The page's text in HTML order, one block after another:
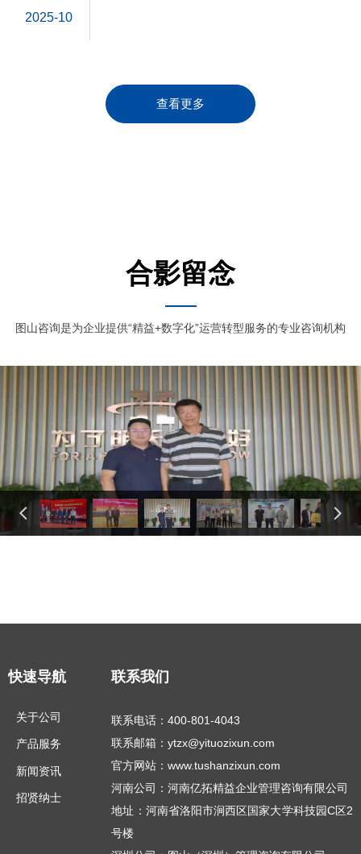
2025-10
查看更多
넳 넲
合影留念
图山咨询是为企业提供“精益+数字化”运营转型服务的专业咨询机构
快速导航
关于公司
产品服务
新闻资讯
招贤纳士
联系我们
联系电话：400-801-4043
联系邮箱：ytzx@yituozixun.com
官方网站：www.tushanzixun.com
河南公司：河南亿拓精益企业管理咨询有限公司
地址：河南省洛阳市涧西区国家大学科技园C区2
号楼